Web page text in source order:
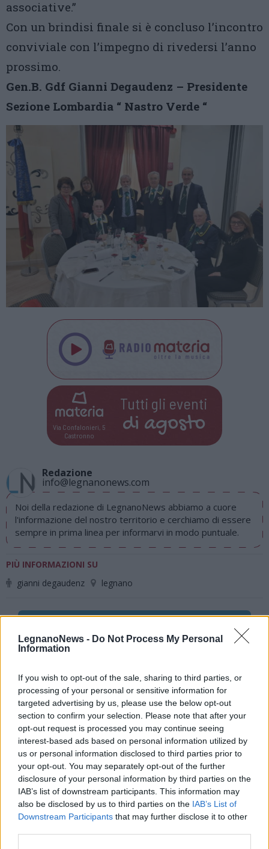
LegnanoNews - Do Not Process My Personal
Information
If you wish to opt-out of the sale, sharing to third parties, or
processing of your personal or sensitive information for
targeted advertising by us, please use the below opt-out
section to confirm your selection. Please note that after your
opt-out request is processed you may continue seeing
interest-based ads based on personal information utilized by
us or personal information disclosed to third parties prior to
your opt-out. You may separately opt-out of the further
disclosure of your personal information by third parties on the
IAB’s list of downstream participants. This information may
also be disclosed by us to third parties on the IAB’s List of
Downstream Participants that may further disclose it to other
associative.”
Con un brindisi finale si è concluso l’incontro
conviviale con l’impegno di rivedersi l’anno
prossimo.
Gen.B. Gdf Gianni Degaudenz – Presidente
Sezione Lombardia “ Nastro Verde “
Via Confalonieri, 5
Castronno
Tutti gli eventi
di agosto
Redazione
info@legnanonews.com
Noi della redazione di LegnanoNews abbiamo a cuore
l'informazione del nostro territorio e cerchiamo di essere
sempre in prima linea per informarvi in modo puntuale.
PIÙ INFORMAZIONI SU
gianni degaudenz
legnano
LEGGI GLI ALTRI ARTICOLI DI
LEGNANO
Selezioniamo per te
Il meglio di
Iscriviti alla
newsletter